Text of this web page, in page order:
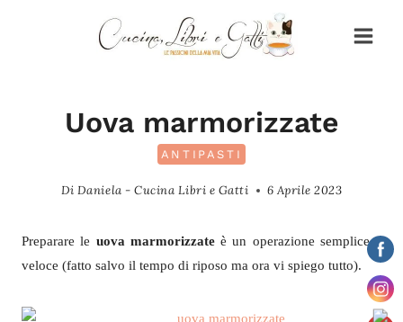
Uova marmorizzate
ANTIPASTI
Di Daniela - Cucina Libri e Gatti 6 Aprile 2023
Preparare le uova marmorizzateè un operazione semplice e
veloce (fatto salvo il tempo di riposo ma ora vi spiego tutto).